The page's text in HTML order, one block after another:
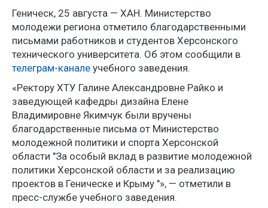
Геническ, 25 августа — ХАН. Министерство
молодежи региона отметило благодарственными
письмами работников и студентов Херсонского
технического университета. Об этом сообщили в
телеграм-канале учебного заведения.
«Ректору ХТУ Галине Александровне Райко и
заведующей кафедры дизайна Елене
Владимировне Якимчук были вручены
благодарственные письма от Министерство
молодежной политики и спорта Херсонской
области "За особый вклад в развитие молодежной
политики Херсонской области и за реализацию
проектов в Геническе и Крыму "», — отметили в
пресс-службе учебного заведения.